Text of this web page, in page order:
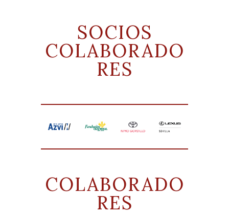
SOCIOS
COLABORADO
RES
COLABORADO
RES